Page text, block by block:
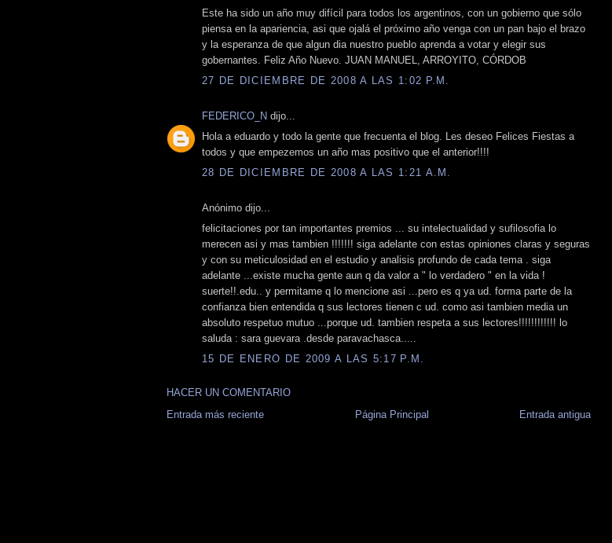
Este ha sido un año muy difícil para todos los argentinos, con un gobierno que sólo
piensa en la apariencia, asi que ojalá el próximo año venga con un pan bajo el brazo
y la esperanza de que algun dia nuestro pueblo aprenda a votar y elegir sus
gobernantes. Feliz Año Nuevo. JUAN MANUEL, ARROYITO, CÓRDOB
27 DE DICIEMBRE DE 2008 A LAS 1:02 P.M.
FEDERICO_N dijo...
Hola a eduardo y todo la gente que frecuenta el blog. Les deseo Felices Fiestas a
todos y que empezemos un año mas positivo que el anterior!!!!
28 DE DICIEMBRE DE 2008 A LAS 1:21 A.M.
Anónimo dijo...
felicitaciones por tan importantes premios ... su intelectualidad y sufilosofia lo
merecen asi y mas tambien !!!!!!! siga adelante con estas opiniones claras y seguras
y con su meticulosidad en el estudio y analisis profundo de cada tema . siga
adelante ...existe mucha gente aun q da valor a " lo verdadero " en la vida !
suerte!!.edu.. y permitame q lo mencione asi ...pero es q ya ud. forma parte de la
confianza bien entendida q sus lectores tienen c ud. como asi tambien media un
absoluto respetuo mutuo ...porque ud. tambien respeta a sus lectores!!!!!!!!!!!! lo
saluda : sara guevara .desde paravachasca.....
15 DE ENERO DE 2009 A LAS 5:17 P.M.
HACER UN COMENTARIO
Entrada más reciente
Entrada antigua
Página Principal